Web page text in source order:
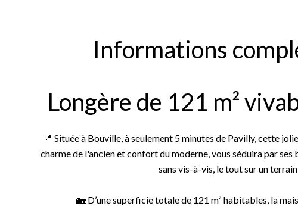
Informations
Longère de 121 m²
📍 Située à Bouville, à seulement 5 minutes de Pavilly, cette
charme de l'ancien et confort du moderne, vous séduira par ses
sans vis-à-vis, le tout sur un
🏡 D’une superficie totale de 121 m² habitables, la